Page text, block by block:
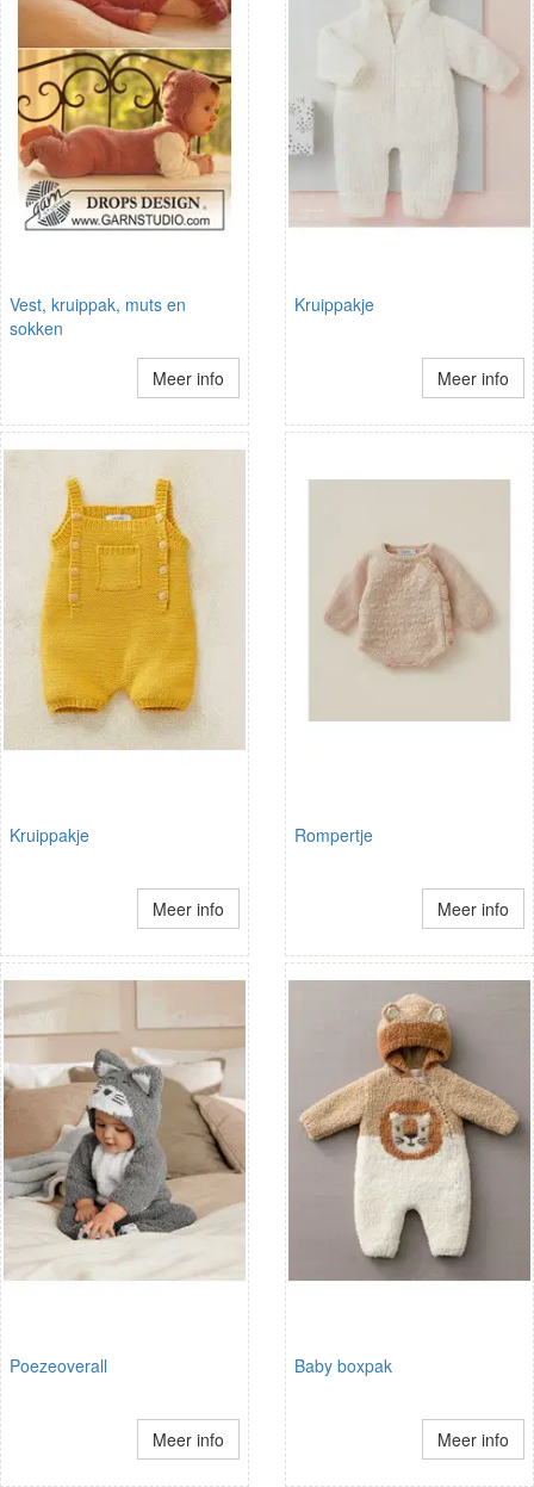
Vest, kruippak, muts en
sokken
Meer info
Kruippakje
Meer info
Kruippakje
Meer info
Rompertje
Meer info
Poezeoverall
Meer info
Baby boxpak
Meer info